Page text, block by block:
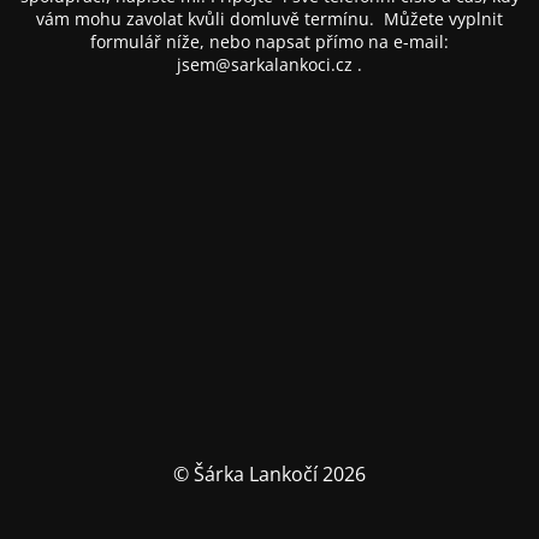
vám mohu zavolat kvůli domluvě termínu. Můžete vyplnit
formulář níže, nebo napsat přímo na e-mail:
jsem@sarkalankoci.cz .
© Šárka Lankočí 2026